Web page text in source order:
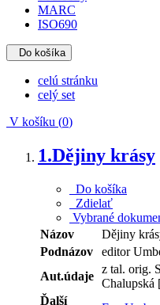
MARC
ISO690
Do košíka
celú stránku
celý set
V košíku (0)
1.Dějiny krásy
Do košíka
Zdielať
Vybrané
Názov
Dějiny
Podnázov
editor
Aut.údaje
z tal. orig.
Chalupská
Ďalší